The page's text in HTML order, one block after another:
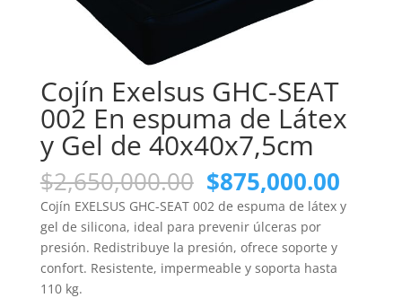
Cojín Exelsus GHC-SEAT
002 En espuma de Látex
y Gel de 40x40x7,5cm
$2,650,000.00 El
precio
original
era:
$2,650,000.00.
$875,000.00El
Cojín EXELSUS GHC-SEAT 002 de espuma de látex y
gel de silicona, ideal para prevenir úlceras por
presión. Redistribuye la presión, ofrece soporte y
confort. Resistente, impermeable y soporta hasta
110 kg.